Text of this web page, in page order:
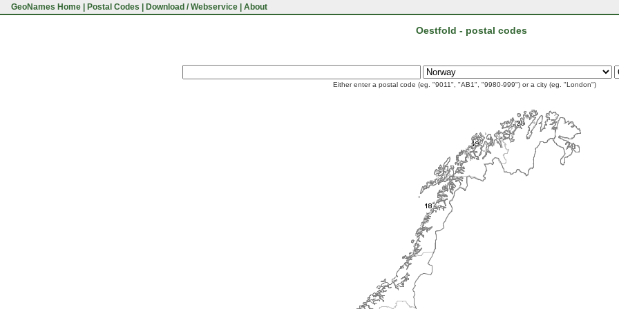
GeoNames Home Postal Codes Download / Webservice About
Oestfold - postal codes
Either enter a postal code (eg. "9011", "AB1", "9980-999") or a city (eg. "London")